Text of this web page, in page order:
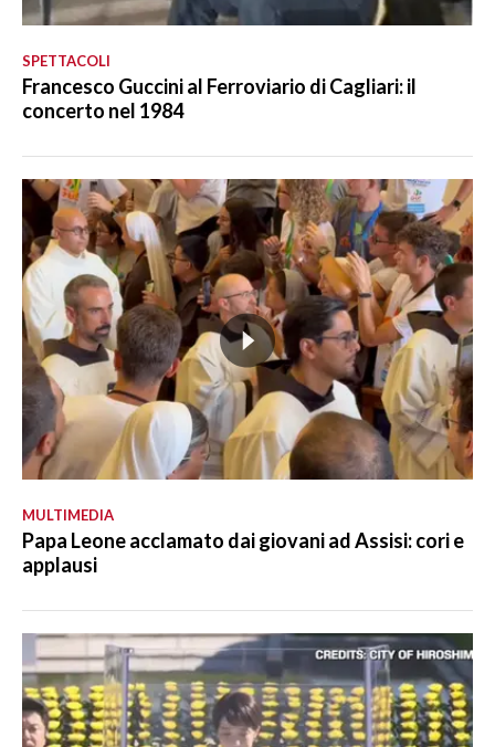
SPETTACOLI
Francesco Guccini al Ferroviario di Cagliari: il
concerto nel 1984
MULTIMEDIA
Papa Leone acclamato dai giovani ad Assisi: cori e
applausi